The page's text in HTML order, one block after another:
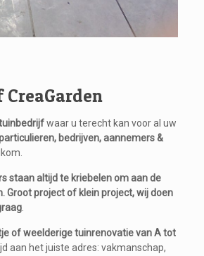
waar u terecht kan voor al uw
bedrijven, aannemers &
staan altijd te kriebelen om aan de
Groot project of klein project, wij doen
.
of weelderige tuinrenovatie van A tot
aan het juiste adres: vakmanschap,